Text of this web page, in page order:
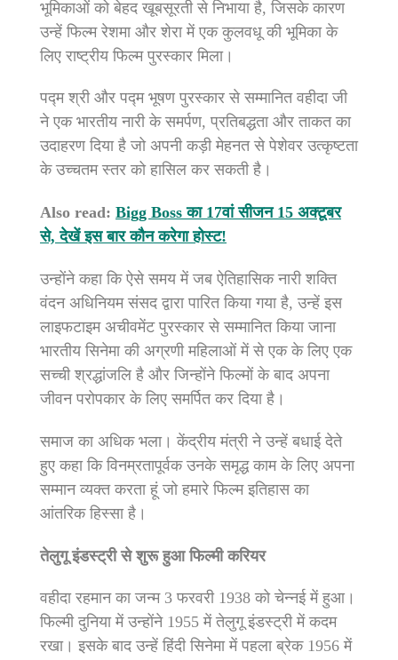
भूमिकाओं को बेहद खूबसूरती से निभाया है, जिसके कारण
उन्हें फिल्म रेशमा और शेरा में एक कुलवधू की भूमिका के
लिए राष्ट्रीय फिल्म पुरस्कार मिला।
पद्म श्री और पद्म भूषण पुरस्कार से सम्मानित वहीदा जी
ने एक भारतीय नारी के समर्पण, प्रतिबद्धता और ताकत का
उदाहरण दिया है जो अपनी कड़ी मेहनत से पेशेवर उत्कृष्टता
के उच्चतम स्तर को हासिल कर सकती है।
Also read: Bigg Boss का 17वां सीजन 15 अक्टूबर
से, देखें इस बार कौन करेगा होस्ट!
उन्होंने कहा कि ऐसे समय में जब ऐतिहासिक नारी शक्ति
वंदन अधिनियम संसद द्वारा पारित किया गया है, उन्हें इस
लाइफटाइम अचीवमेंट पुरस्कार से सम्मानित किया जाना
भारतीय सिनेमा की अग्रणी महिलाओं में से एक के लिए एक
सच्ची श्रद्धांजलि है और जिन्होंने फिल्मों के बाद अपना
जीवन परोपकार के लिए समर्पित कर दिया है।
समाज का अधिक भला। केंद्रीय मंत्री ने उन्हें बधाई देते
हुए कहा कि विनम्रतापूर्वक उनके समृद्ध काम के लिए अपना
सम्मान व्यक्त करता हूं जो हमारे फिल्म इतिहास का
आंतरिक हिस्सा है।
तेलुगू इंडस्ट्री से शुरू हुआ फिल्मी करियर
वहीदा रहमान का जन्म 3 फरवरी 1938 को चेन्नई में हुआ।
फिल्मी दुनिया में उन्होंने 1955 में तेलुगू इंडस्ट्री में कदम
रखा। इसके बाद उन्हें हिंदी सिनेमा में पहला ब्रेक 1956 में